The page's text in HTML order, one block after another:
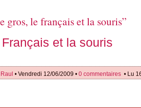
gros, le français et la souris”
et la souris
• Vendredi 12/06/2009 • 0 commentaires • Lu